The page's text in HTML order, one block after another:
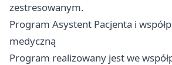
zestresowanym.
Program Asystent Pacjenta i
medyczną
Program realizowany jest we